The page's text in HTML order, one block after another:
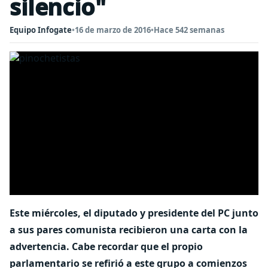
silencio"
Equipo Infogate•16 de marzo de 2016•Hace 542 semanas
Este miércoles, el diputado y presidente del PC junto
a sus pares comunista recibieron una carta con la
advertencia. Cabe recordar que el propio
parlamentario se refirió a este grupo a comienzos